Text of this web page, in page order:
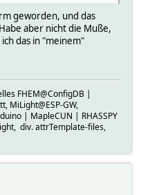
geworden, und das
aber nicht die Muße,
das in "meinem"
FHEM@ConfigDB |
MiLight@ESP-GW,
| MapleCUN | RHASSPY
div. attrTemplate-files,